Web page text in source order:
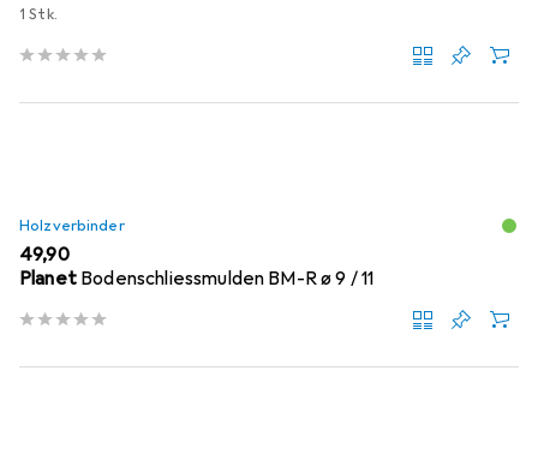
1 Stk.
Holzverbinder
EUR
49,90
Planet Bodenschliessmulden BM-R ø 9 / 11